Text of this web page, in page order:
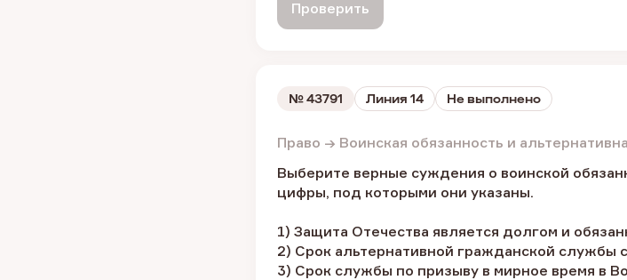
Проверить
№43791 Линия 14 Не выполнено
Право → Воинская обязанность и
Выберите верные суждения о воинской
цифры, под которыми они указаны.
1) Защита Отечества является долгом и
2) Срок альтернативной гражданской службы
3) Срок службы по призыву в мирное время в